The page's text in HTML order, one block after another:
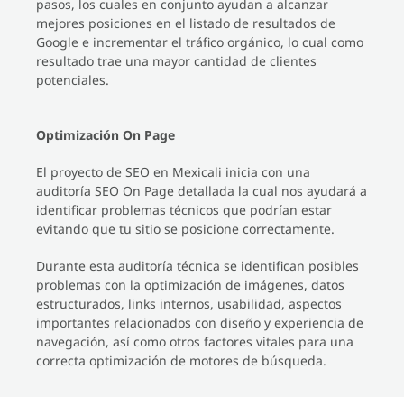
pasos, los cuales en conjunto ayudan a alcanzar
mejores posiciones en el listado de resultados de
Google e incrementar el tráfico orgánico, lo cual como
resultado trae una mayor cantidad de clientes
potenciales.
Optimización On Page
El proyecto de SEO en Mexicali inicia con una
auditoría SEO On Page detallada la cual nos ayudará a
identificar problemas técnicos que podrían estar
evitando que tu sitio se posicione correctamente.
Durante esta auditoría técnica se identifican posibles
problemas con la optimización de imágenes, datos
estructurados, links internos, usabilidad, aspectos
importantes relacionados con diseño y experiencia de
navegación, así como otros factores vitales para una
correcta optimización de motores de búsqueda.